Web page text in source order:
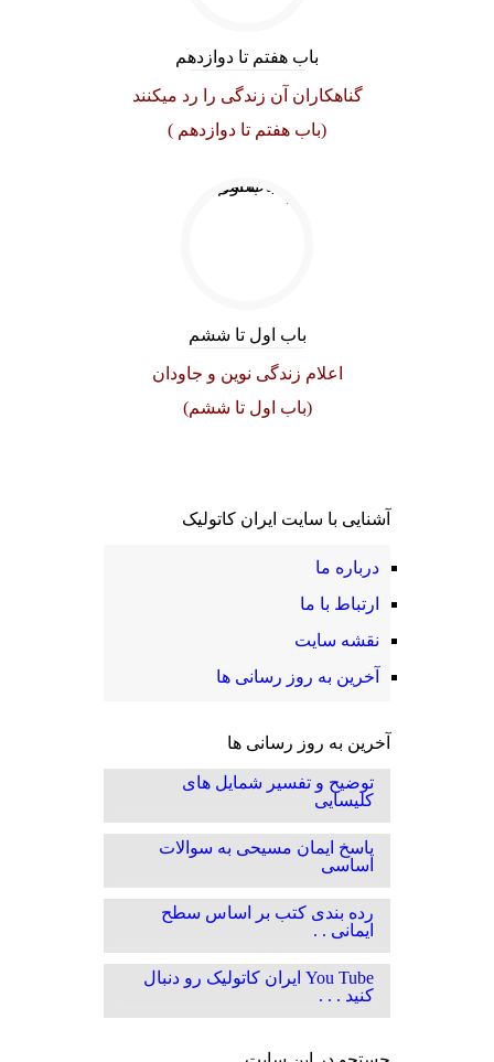
باب هفتم تا دوازدهم
گناهکاران آن زندگی را رد میکنند
(باب هفتم تا دوازدهم )
باب اول تا ششم
اعلام زندگی نوین و جاودان
(باب اول تا ششم)
آشنایی با سایت ایران کاتولیک
درباره ما
ارتباط با ما
نقشه سایت
آخرین به روز رسانی ها
آخرین به روز رسانی ها
توضیح و تفسیر شمایل های
کلیسایی
پاسخ ایمان مسیحی به سوالات
اساسی
رده بندی کتب بر اساس سطح
ایمانی . .
You Tube ایران کاتولیک رو دنبال
کنید . . .